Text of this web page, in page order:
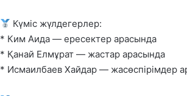
Күміс жүлдегерлер:
* Ким Аида — ересектер арасында
* Қанай Елмұрат — жастар арасында
* Исмаилбаев Хайдар — жасөспірімдер